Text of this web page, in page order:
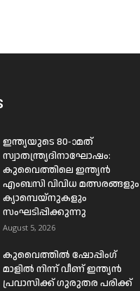
ഇന്ത്യയുടെ 80-ാമത്
സ്വാതന്ത്ര്യദിനാഘോഷം:
കുവൈത്തിലെ ഇന്ത്യൻ
എംബസി വിവിധ മത്സരങ്ങളും
ക്യാമ്പെയ്‌നുകളും
സംഘടിപ്പിക്കുന്നു
August 5, 2026
കുവൈത്തിൽ ഷോപ്പിംഗ്
മാളിൽ നിന്ന് വീണ് ഇന്ത്യൻ
പ്രവാസിക്ക് ഗുരുതര പരിക്ക്